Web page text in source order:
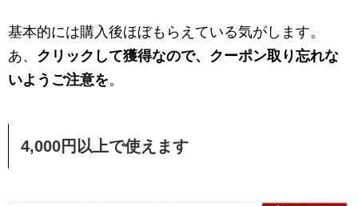
基本的には購入後ほぼもらえている気がします。
あ、 クリックして獲得なので、クーポン取り忘れな
いようご注意を。
4,000円以上で使えます